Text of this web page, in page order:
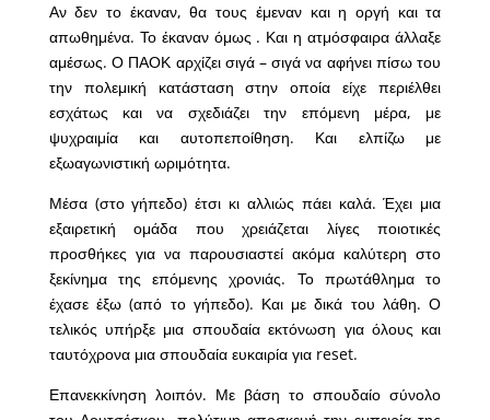
Αν δεν το έκαναν, θα τους έμεναν και η οργή και τα
απωθημένα. Το έκαναν όμως . Και η ατμόσφαιρα άλλαξε
αμέσως. Ο ΠΑΟΚ αρχίζει σιγά – σιγά να αφήνει πίσω του
την πολεμική κατάσταση στην οποία είχε περιέλθει
εσχάτως και να σχεδιάζει την επόμενη μέρα, με
ψυχραιμία και αυτοπεποίθηση. Και ελπίζω με
εξωαγωνιστική ωριμότητα.
Μέσα (στο γήπεδο) έτσι κι αλλιώς πάει καλά. Έχει μια
εξαιρετική ομάδα που χρειάζεται λίγες ποιοτικές
προσθήκες για να παρουσιαστεί ακόμα καλύτερη στο
ξεκίνημα της επόμενης χρονιάς. Το πρωτάθλημα το
έχασε έξω (από το γήπεδο). Και με δικά του λάθη. Ο
τελικός υπήρξε μια σπουδαία εκτόνωση για όλους και
ταυτόχρονα μια σπουδαία ευκαιρία για reset.
Επανεκκίνηση λοιπόν. Με βάση το σπουδαίο σύνολο